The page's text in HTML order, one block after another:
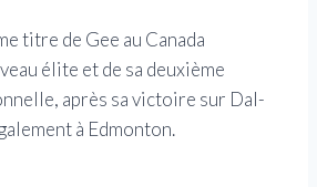
titre de Gee au Canada
élite et de sa deuxième
après sa victoire sur Dal-
à Edmonton.